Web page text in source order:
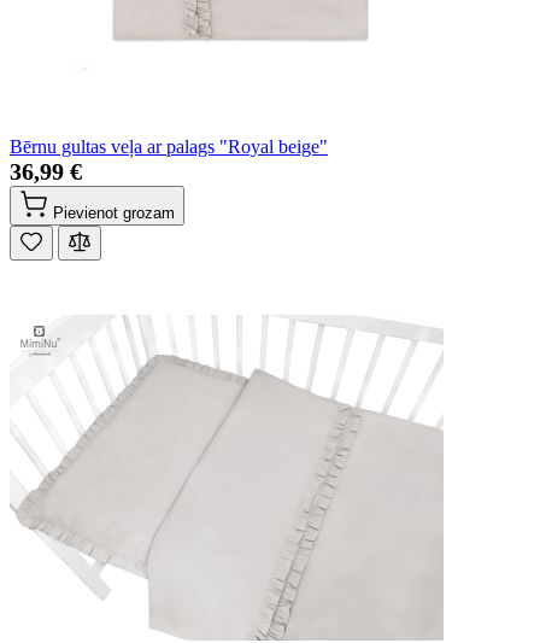
Bērnu gultas veļa ar palags "Royal beige"
36,99 €
Pievienot grozam